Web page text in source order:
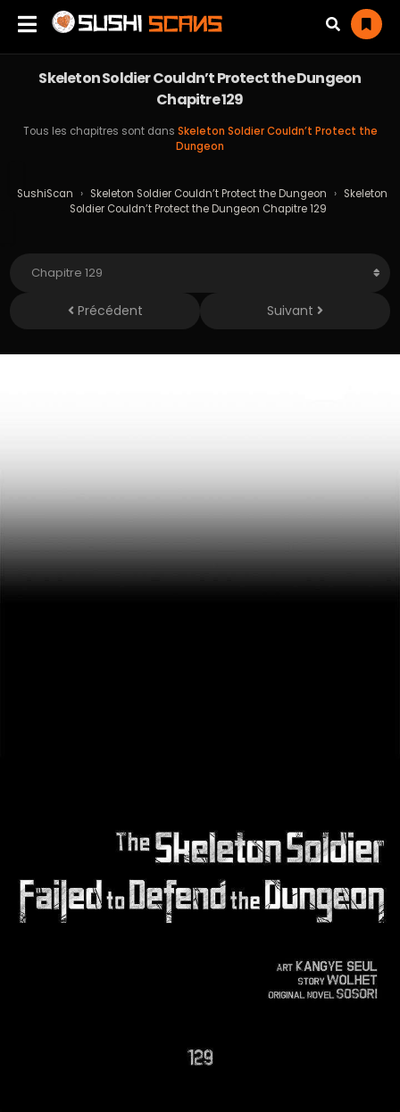
Skeleton Soldier Couldn’t Protect the Dungeon
Chapitre 129
Tous les chapitres sont dans Skeleton Soldier Couldn’t Protect the
Dungeon
SushiScan › Skeleton Soldier Couldn’t Protect the Dungeon › Skeleton
Soldier Couldn’t Protect the Dungeon Chapitre 129
Précédent Suivant